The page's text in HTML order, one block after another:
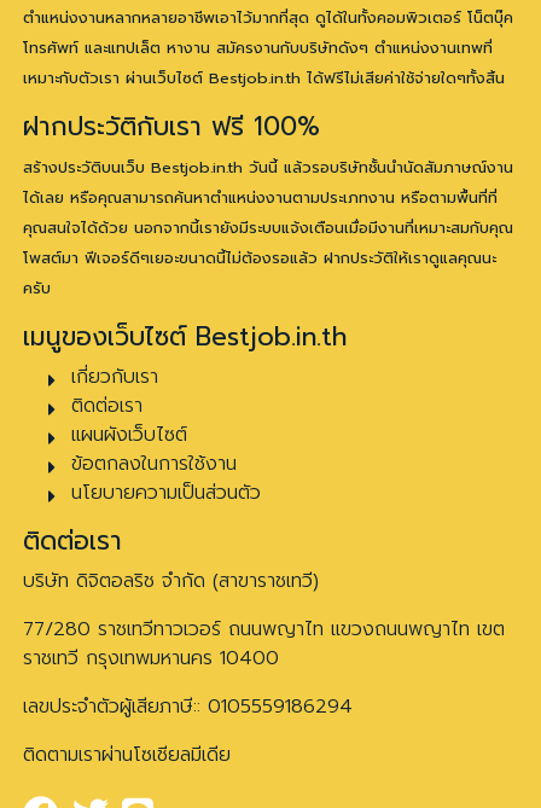
ตำแหน่งงานหลากหลายอาชีพเอาไว้มากที่สุด ดูได้ในทั้งคอมพิวเตอร์ โน็ตบุ๊ค
โทรศัพท์ และแทปเล็ต หางาน สมัครงานกับบริษัทดังๆ ตำแหน่งงานเทพที่
เหมาะกับตัวเรา ผ่านเว็บไซต์ Bestjob.in.th ได้ฟรีไม่เสียค่าใช้จ่ายใดๆทั้งสิ้น
ฝากประวัติกับเรา ฟรี 100%
สร้างประวัติบนเว็บ Bestjob.in.th วันนี้ แล้วรอบริษัทชั้นนำนัดสัมภาษณ์งาน
ได้เลย หรือคุณสามารถค้นหาตำแหน่งงานตามประเภทงาน หรือตามพื้นที่ที่
คุณสนใจได้ด้วย นอกจากนี้เรายังมีระบบแจ้งเตือนเมื่อมีงานที่เหมาะสมกับคุณ
โพสต์มา ฟีเจอร์ดีๆเยอะขนาดนี้ไม่ต้องรอแล้ว ฝากประวัติให้เราดูแลคุณนะ
ครับ
เมนูของเว็บไซต์ Bestjob.in.th
เกี่ยวกับเรา
ติดต่อเรา
แผนผังเว็บไซต์
ข้อตกลงในการใช้งาน
นโยบายความเป็นส่วนตัว
ติดต่อเรา
บริษัท ดิจิตอลริช จำกัด (สาขาราชเทวี)
77/280 ราชเทวีทาวเวอร์ ถนนพญาไท แขวงถนนพญาไท เขต
ราชเทวี กรุงเทพมหานคร 10400
เลขประจำตัวผู้เสียภาษี:: 0105559186294
ติดตามเราผ่านโซเชียลมีเดีย